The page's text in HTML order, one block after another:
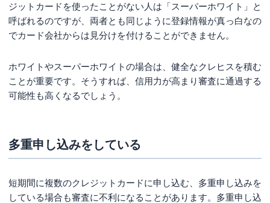
ジットカードを使ったことがない人は「スーパーホワイト」と
呼ばれるのですが、両者とも同じように登録情報が真っ白なの
でカード会社からは見分けを付けることができません。
ホワイトやスーパーホワイトの場合は、健全なクレヒスを積む
ことが重要です。そうすれば、信用力が高まり審査に通過する
可能性も高くなるでしょう。
多重申し込みをしている
短期間に複数のクレジットカードに申し込む、多重申し込みを
している場合も審査に不利になることがあります。多重申し込